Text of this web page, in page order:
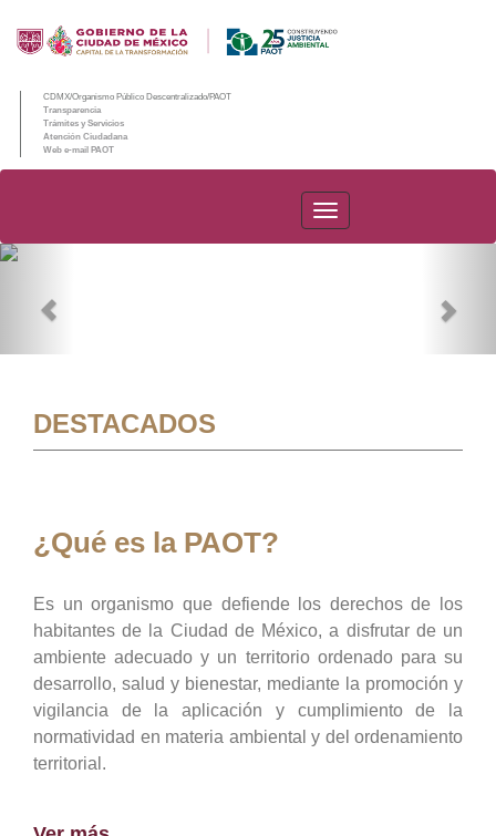
CDMX/Organismo Público Descentralizado/PAOT
Transparencia
Trámites y Servicios
Atención Ciudadana
Web e-mail PAOT
PAOT
DESTACADOS
¿Qué es la PAOT?
Es un organismo que defiende los derechos de los
habitantes de la Ciudad de México, a disfrutar de un
ambiente adecuado y un territorio ordenado para su
desarrollo, salud y bienestar, mediante la promoción y
vigilancia de la aplicación y cumplimiento de la
normatividad en materia ambiental y del ordenamiento
territorial.